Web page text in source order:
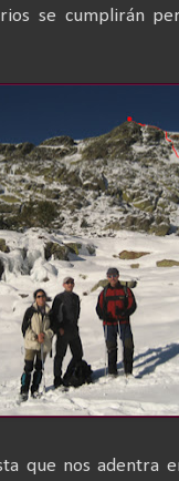
se cumplirán
que nos adentra